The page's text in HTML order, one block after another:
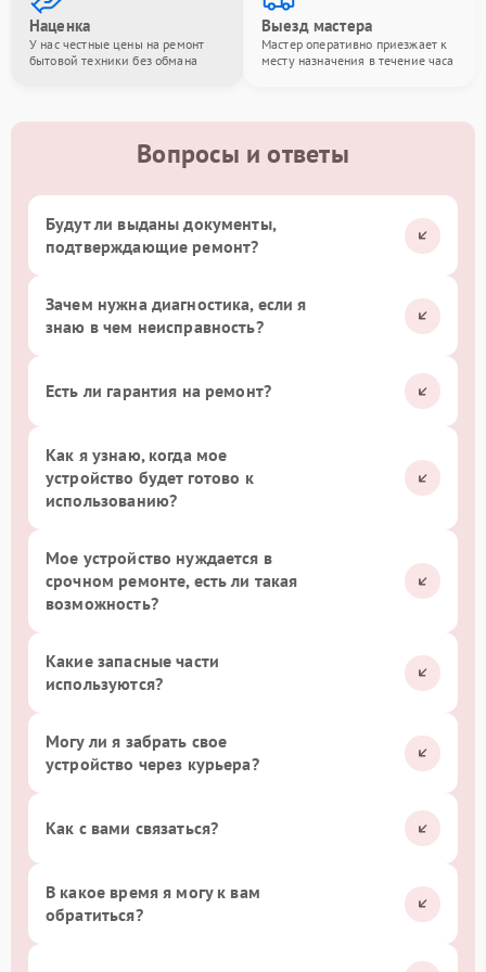
Наценка
У нас честные цены на ремонт
бытовой техники без обмана
Выезд мастера
Мастер оперативно приезжает к
месту назначения в течение часа
Вопросы и ответы
Будут ли выданы документы,
подтверждающие ремонт?
Зачем нужна диагностика, если я
знаю в чем неисправность?
Есть ли гарантия на ремонт?
Как я узнаю, когда мое
устройство будет готово к
использованию?
Мое устройство нуждается в
срочном ремонте, есть ли такая
возможность?
Какие запасные части
используются?
Могу ли я забрать свое
устройство через курьера?
Как с вами связаться?
В какое время я могу к вам
обратиться?